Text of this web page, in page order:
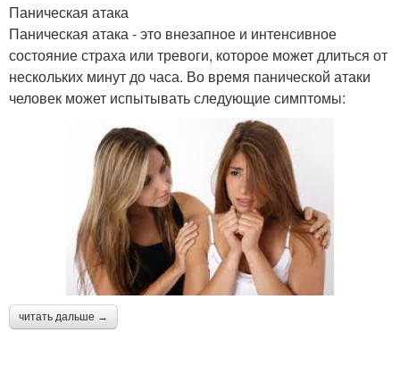
Паническая атака
Паническая атака - это внезапное и интенсивное
состояние страха или тревоги, которое может длиться от
нескольких минут до часа. Во время панической атаки
человек может испытывать следующие симптомы:
читать дальше →